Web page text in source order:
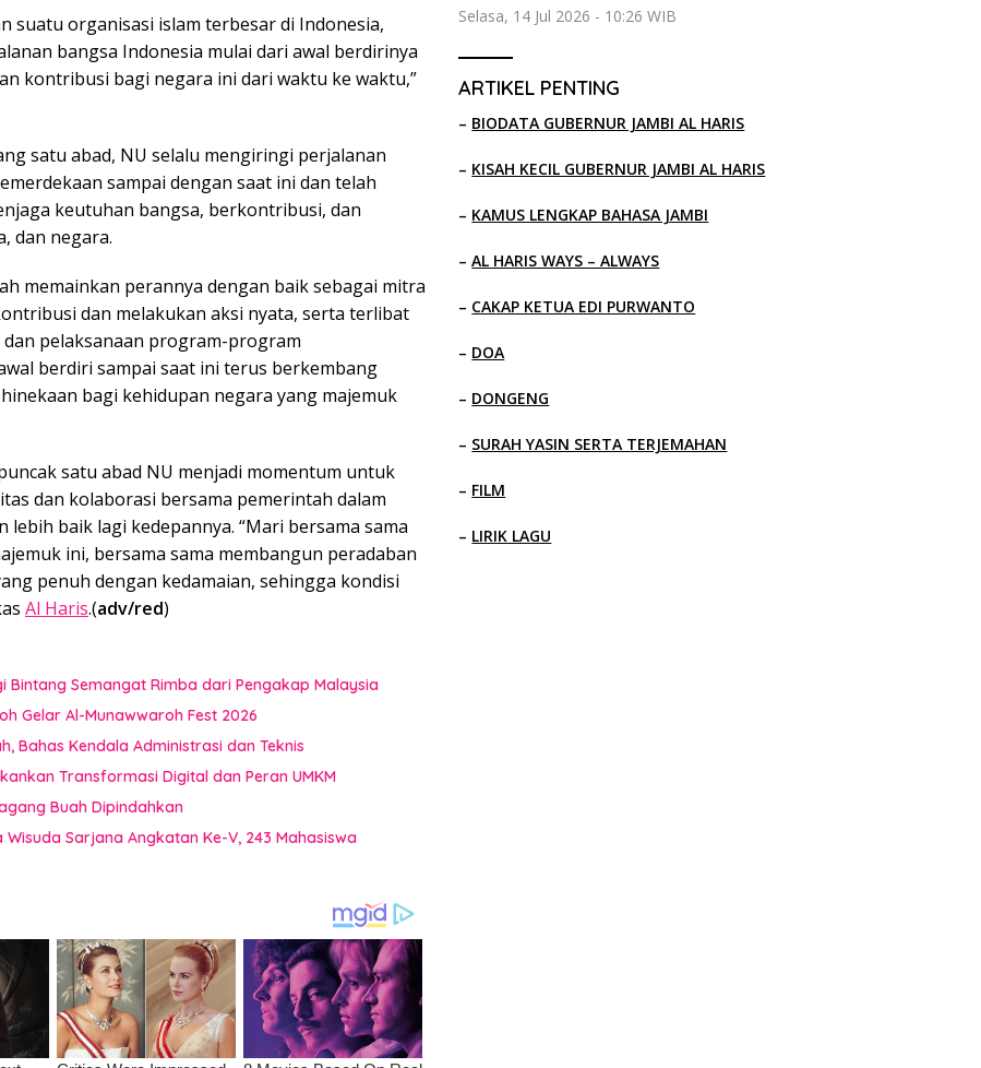
suatu organisasi islam terbesar di Indonesia,
bangsa Indonesia mulai dari awal berdirinya
kontribusi bagi negara ini dari waktu ke waktu,”
satu abad, NU selalu mengiringi perjalanan
sampai dengan saat ini dan telah
keutuhan bangsa, berkontribusi, dan
dan negara.
memainkan perannya dengan baik sebagai mitra
dan melakukan aksi nyata, serta terlibat
pelaksanaan program-program
berdiri sampai saat ini terus berkembang
bagi kehidupan negara yang majemuk
satu abad NU menjadi momentum untuk
dan kolaborasi bersama pemerintah dalam
baik lagi kedepannya. “Mari bersama sama
ini, bersama sama membangun peradaban
penuh dengan kedamaian, sehingga kondisi
Al Haris.(adv/red)
Bintang Semangat Rimba dari Pengakap Malaysia
Gelar Al-Munawwaroh Fest 2026
Bahas Kendala Administrasi dan Teknis
Transformasi Digital dan Peran UMKM
Buah Dipindahkan
Wisuda Sarjana Angkatan Ke-V, 243 Mahasiswa
Selasa, 14 Jul 2026 - 10:26 WIB
ARTIKEL PENTING
– BIODATA GUBERNUR JAMBI AL HARIS
– KISAH KECIL GUBERNUR JAMBI AL HARIS
– KAMUS LENGKAP BAHASA JAMBI
–AL HARIS WAYS – ALWAYS
– CAKAP KETUA EDI PURWANTO
– DOA
– DONGENG
– SURAH YASIN SERTA TERJEMAHAN
– FILM
– LIRIK LAGU